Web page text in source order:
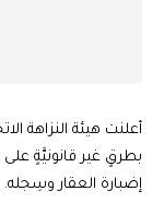
أعلنت هيئة النزاهة
بطرقٍ غير قانونيَّةٍ على
إضبارة العقار وسِجله.